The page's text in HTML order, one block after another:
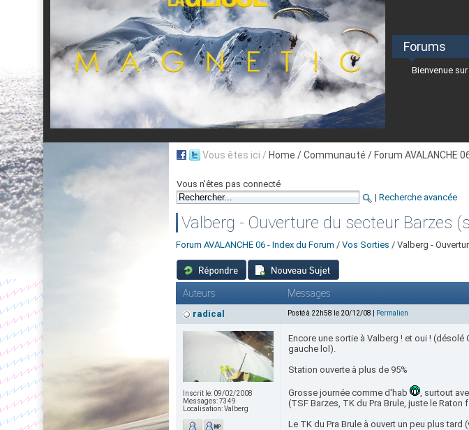
Aujourd'hui : T° Min : °C T° Max :°C Prévisions météo pour les
Suivez en direct l'actualité des stations des Alpes-Maritimes
Forums
Bienvenue
Vous êtes ici / Home / Communauté / Forum AVALANCHE
Vous n'êtes pas connecté
| Recherche avancée
Valberg - Ouverture du secteur Barzes
Forum AVALANCHE 06 - Index du Forum / Vos Sorties / Valberg -
Auteurs Messages
radical Posté à 22h58 le 20/12/08 | Permalien
Inscrit le: 09/02/2008
Messages:7349
Localisation:Valberg
Encore une sortie à Valberg ! et oui ! (désolé
gauche lol).
Station ouverte à plus de 95%
Grosse journée comme d'hab
, surtout
(TSF Barzes, TK du Pra Brule, juste le Raton
Le TK du Pra Brule à ouvert un peu plus tard